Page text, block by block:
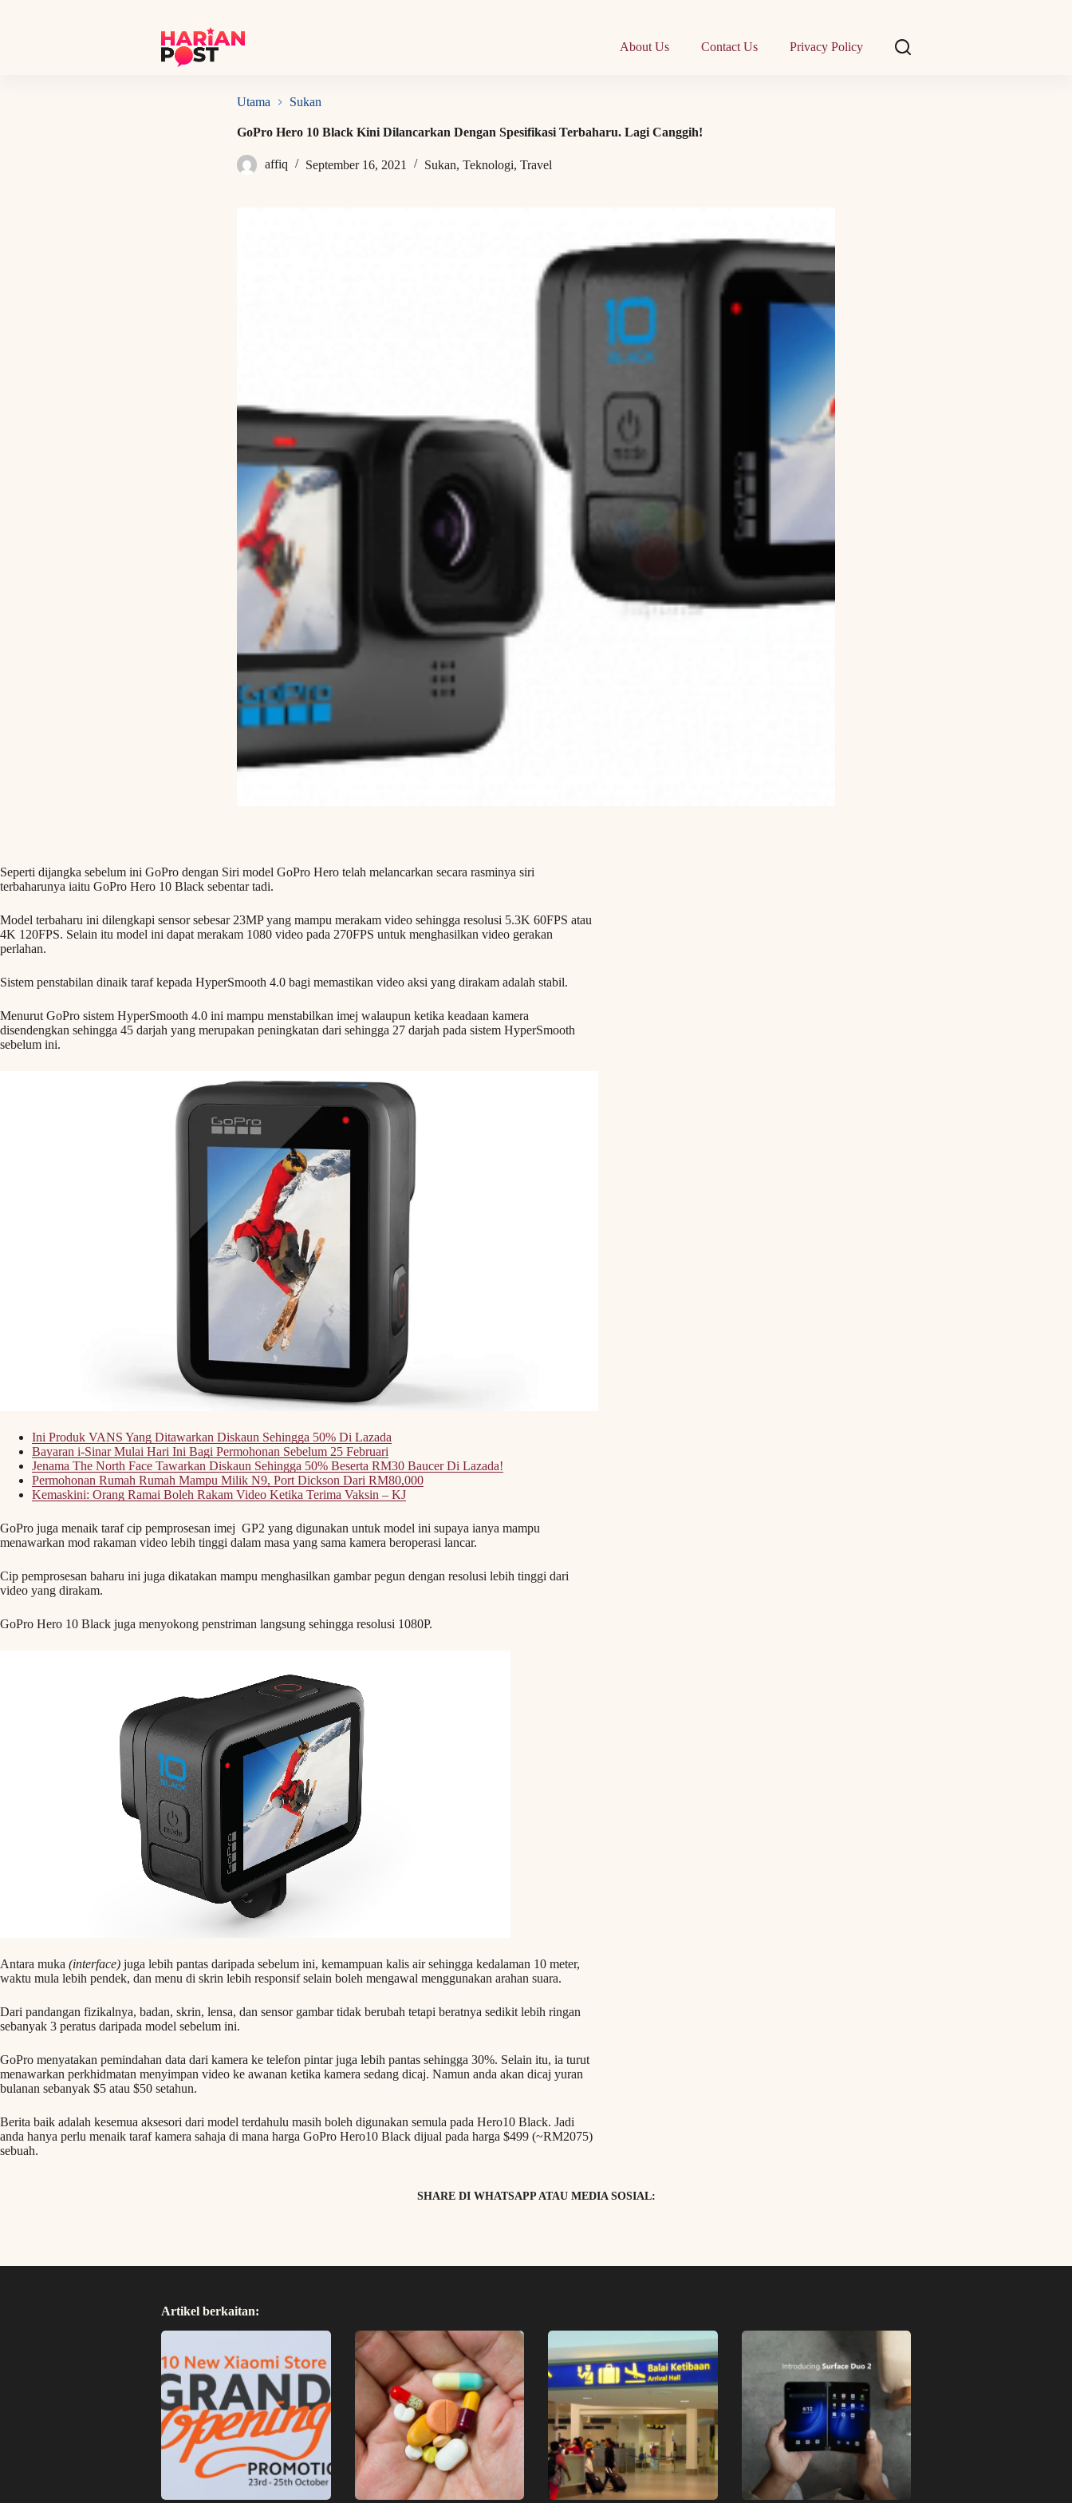
About Us Contact Us Privacy Policy
Utama Sukan
GoPro Hero 10 Black Kini Dilancarkan Dengan Spesifikasi Terbaharu. Lagi Canggih!
affiq September 16, 2021 Sukan, Teknologi, Travel
Seperti dijangka sebelum ini GoPro dengan Siri model GoPro Hero telah melancarkan secara rasminya siri
terbaharunya iaitu GoPro Hero 10 Black sebentar tadi.
Model terbaharu ini dilengkapi sensor sebesar 23MP yang mampu merakam video sehingga resolusi 5.3K 60FPS atau
4K 120FPS. Selain itu model ini dapat merakam 1080 video pada 270FPS untuk menghasilkan video gerakan
perlahan.
Sistem penstabilan dinaik taraf kepada HyperSmooth 4.0 bagi memastikan video aksi yang dirakam adalah stabil.
Menurut GoPro sistem HyperSmooth 4.0 ini mampu menstabilkan imej walaupun ketika keadaan kamera
disendengkan sehingga 45 darjah yang merupakan peningkatan dari sehingga 27 darjah pada sistem HyperSmooth
sebelum ini.
Ini Produk VANS Yang Ditawarkan Diskaun Sehingga 50% Di Lazada
Bayaran i-Sinar Mulai Hari Ini Bagi Permohonan Sebelum 25 Februari
Jenama The North Face Tawarkan Diskaun Sehingga 50% Beserta RM30 Baucer Di Lazada!
Permohonan Rumah Rumah Mampu Milik N9, Port Dickson Dari RM80,000
Kemaskini: Orang Ramai Boleh Rakam Video Ketika Terima Vaksin – KJ
GoPro juga menaik taraf cip pemprosesan imej GP2 yang digunakan untuk model ini supaya ianya mampu
menawarkan mod rakaman video lebih tinggi dalam masa yang sama kamera beroperasi lancar.
Cip pemprosesan baharu ini juga dikatakan mampu menghasilkan gambar pegun dengan resolusi lebih tinggi dari
video yang dirakam.
GoPro Hero 10 Black juga menyokong penstriman langsung sehingga resolusi 1080P.
Antara muka (interface) juga lebih pantas daripada sebelum ini, kemampuan kalis air sehingga kedalaman 10 meter,
waktu mula lebih pendek, dan menu di skrin lebih responsif selain boleh mengawal menggunakan arahan suara.
Dari pandangan fizikalnya, badan, skrin, lensa, dan sensor gambar tidak berubah tetapi beratnya sedikit lebih ringan
sebanyak 3 peratus daripada model sebelum ini.
GoPro menyatakan pemindahan data dari kamera ke telefon pintar juga lebih pantas sehingga 30%. Selain itu, ia turut
menawarkan perkhidmatan menyimpan video ke awanan ketika kamera sedang dicaj. Namun anda akan dicaj yuran
bulanan sebanyak $5 atau $50 setahun.
Berita baik adalah kesemua aksesori dari model terdahulu masih boleh digunakan semula pada Hero10 Black. Jadi
anda hanya perlu menaik taraf kamera sahaja di mana harga GoPro Hero10 Black dijual pada harga $499 (~RM2075)
sebuah.
SHARE DI WHATSAPP ATAU MEDIA SOSIAL:
Artikel berkaitan: